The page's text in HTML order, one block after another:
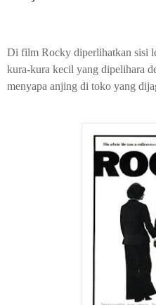
Di film Rocky diperlihatkan sisi
kura-kura kecil yang dipelihara
menyapa anjing di toko yang